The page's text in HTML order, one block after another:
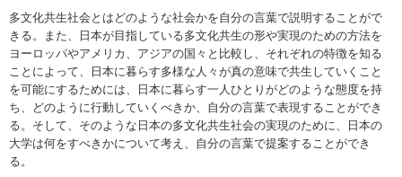
多文化共生社会とはどのような社会かを自分の言葉で説明することがで
きる。また、日本が目指している多文化共生の形や実現のための方法を
ヨーロッパやアメリカ、アジアの国々と比較し、それぞれの特徴を知る
ことによって、日本に暮らす多様な人々が真の意味で共生していくこと
を可能にするためには、日本に暮らす一人ひとりがどのような態度を持
ち、どのように行動していくべきか、自分の言葉で表現することができ
る。そして、そのような日本の多文化共生社会の実現のために、日本の
大学は何をすべきかについて考え、自分の言葉で提案することができ
る。